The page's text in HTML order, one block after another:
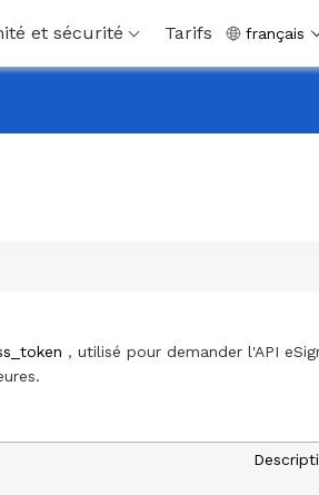
et sécurité Tarifs français
，utilisé pour demander l'API